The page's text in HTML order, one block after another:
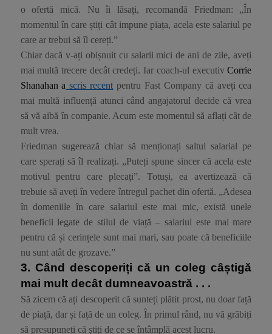
o ofertă mică. Nu îi lăsați, recomandă Friedman: „În
momentul în care știți cât impune piața, acela este salariul pe
care ar trebui să îl cereți.”
Chiar dacă v-ați obișnuit cu salarii mici de ani de zile, aveți
mai multă trecere decât credeți. Iar coach-ul executivCorrie
Shanahan a scris recent pentru Fast Companycă aveți cea
mai multă influență atunci când angajatorul decide că vrea
să vă aibă în companie. Acum este momentul să aflați cât de
mult vrea.
Friedman sugerează chiar să menționați saltul salarial pe
care sperați să îl realizați. „Puteți spune sincer că acela este
motivul pentru care plecați”. Totuși, ea avertizează că
trebuie să aveți în vedere întregul pachet din ofertă. „Adesea
în domeniile în care salariul este mai mic, există unele
beneficii legate de stilul de viață – salariul este mai mare
pentru că și cerințele sunt mai mari, sau poate că beneficiile
nu sunt atât de grozave.”
3. Când descoperiți că un coleg câștigă
mai mult decât dumneavoastră . . .
Să zicem că ați descoperit că sunteți plătit prost, nu doar față
de piață, dar și față de un coleg. În primul rând, nu vă grăbiți
să presupuneți că știți de ce se întâmplă acest lucru.